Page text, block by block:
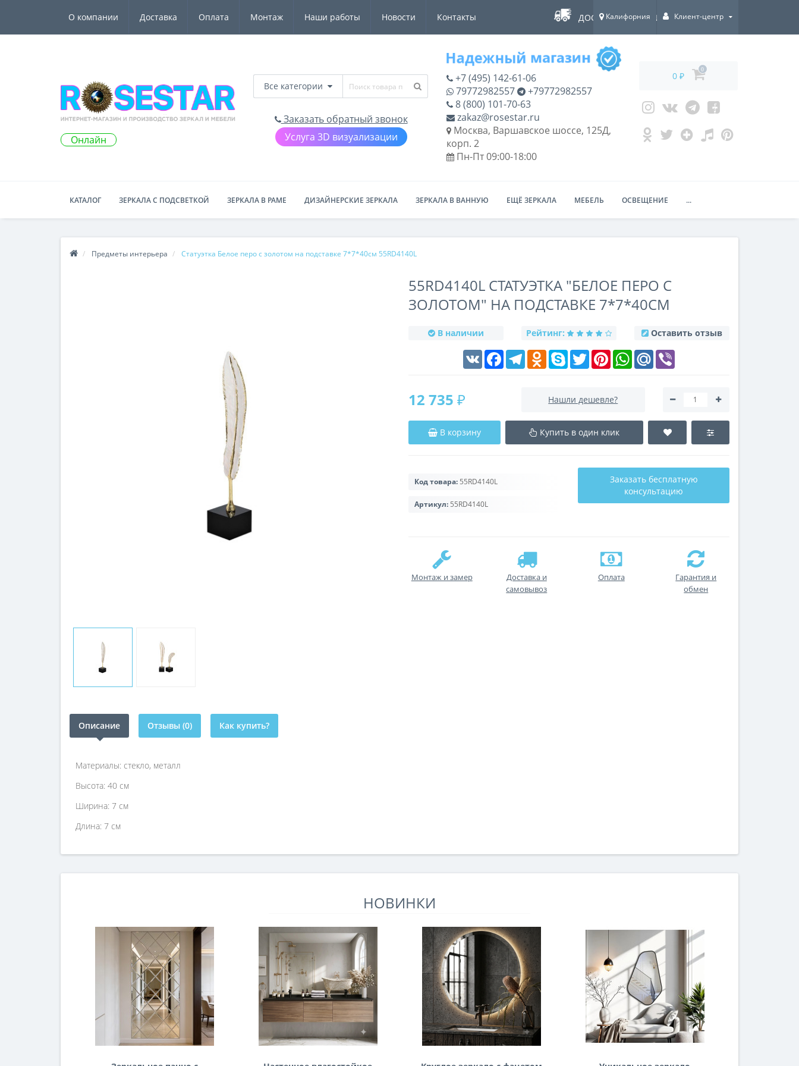
О компании Доставка Оплата Монтаж Наши работы Новости Контакты ДОСТАВКА ПО ВСЕЙ РОССИИ!
Калифорния Клиент-центр
Онлайн
Все категории
Заказать обратный звонок
Услуга 3D визуализации
+7 (495) 142-61-06
79772982557
+79772982557
8 (800) 101-70-63
zakaz@rosestar.ru
Москва, Варшавское шоссе, 125Д,
корп. 2
Пн-Пт 09:00-18:00
0 ₽
0
КАТАЛОГ ЗЕРКАЛА С ПОДСВЕТКОЙ ЗЕРКАЛА В РАМЕ ДИЗАЙНЕРСКИЕ ЗЕРКАЛА ЗЕРКАЛА В ВАННУЮ ЕЩЁ ЗЕРКАЛА МЕБЕЛЬ ОСВЕЩЕНИЕ ...
Предметы интерьера Статуэтка Белое перо с золотом на подставке 7*7*40см 55RD4140L
55RD4140L СТАТУЭТКА "БЕЛОЕ ПЕРО С
ЗОЛОТОМ" НА ПОДСТАВКЕ 7*7*40СМ
В наличии Рейтинг: Оставить отзыв
VK FacebookTelegramOdnoklassniki
Skype Twitter PinterestWhatsAppMail.Ru
12 735 ₽ Нашли дешевле?
В корзину Купить в один клик
Код товара: 55RD4140L
Артикул: 55RD4140L
Заказать бесплатную
консультацию
Монтаж и замер
Доставка и
самовывоз
Оплата
Гарантия и
обмен
Описание Отзывы (0) Как купить?
Материалы: стекло, металл
Высота: 40 см
Ширина: 7 см
Длина: 7 см
НОВИНКИ